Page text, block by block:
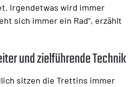
Irgendetwas wird immer
sich immer ein Rad“, erzählt
und zielführende Technik
sitzen die Trettins immer